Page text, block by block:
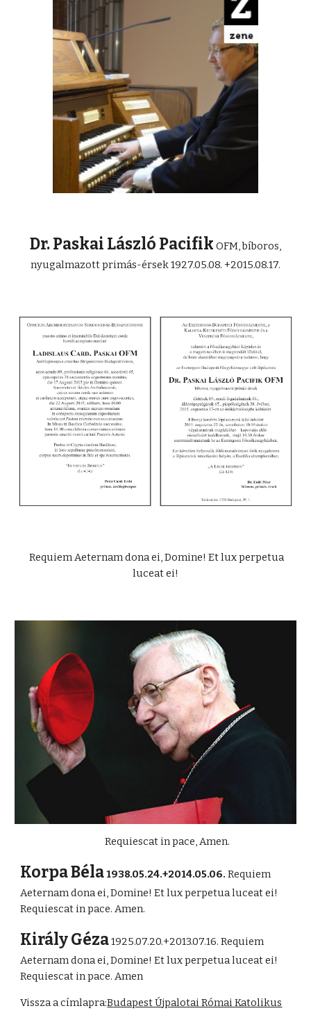
Dr. Paskai László Pacifik OFM, bíboros,
nyugalmazott primás-érsek 1927.05.08. +2015.08.17.
Requiem Aeternam dona ei, Domine! Et lux perpetua
luceat ei!
Requiescat in pace, Amen.
Korpa Béla1938.05.24.+2014.05.06.Requiem
Aeternam dona ei, Domine! Et lux perpetua luceat ei!
Requiescat in pace. Amen.
Király Géza1925.07.20.+2013.07.16. Requiem
Aeternam dona ei, Domine! Et lux perpetua luceat ei!
Requiescat in pace. Amen
Vissza a címlapra:Budapest Újpalotai Római Katolikus